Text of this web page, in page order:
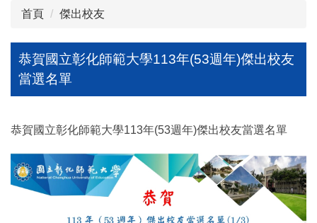
首頁 傑出校友
恭賀國立彰化師範大學113年(53週年)傑出校友
當選名單
恭賀國立彰化師範大學113年(53週年)傑出校友當選名單